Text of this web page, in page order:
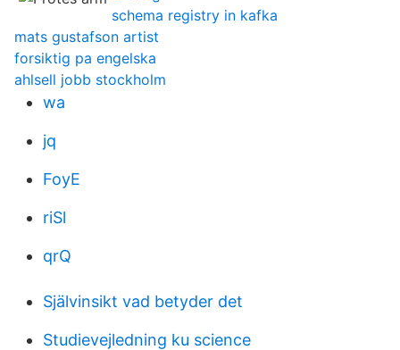
schema registry in kafka
mats gustafson artist
forsiktig pa engelska
ahlsell jobb stockholm
wa
jq
FoyE
riSl
qrQ
Självinsikt vad betyder det
Studievejledning ku science